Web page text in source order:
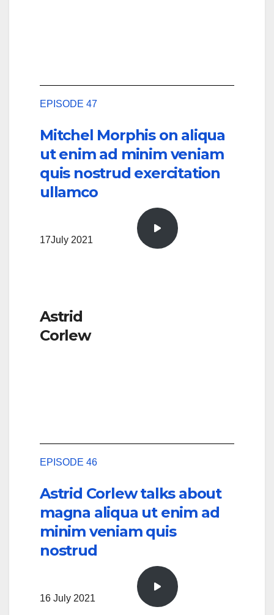
EPISODE 47
Mitchel Morphis on aliqua
ut enim ad minim veniam
quis nostrud exercitation
ullamco
17July 2021
Astrid
Corlew
EPISODE 46
Astrid Corlew talks about
magna aliqua ut enim ad
minim veniam quis
nostrud
16 July 2021